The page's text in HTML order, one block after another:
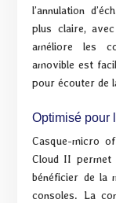
l’annulation
plus claire,
améliore les
amovible est
pour écouter de
Optimisé pour
Casque-micro
Cloud II permet
bénéficier de la
consoles. La